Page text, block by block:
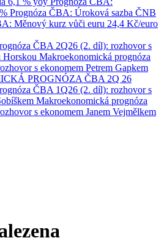
Prognóza ČBA: Úroková sazba ČNB
Měnový kurz vůči euru 24,4 Kč/euro
ČBA 2Q26 (2. díl): rozhovor s
Horskou Makroekonomická prognóza
s ekonomem Petrem Gapkem
PROGNÓZA ČBA 2Q 26
ČBA 1Q26 (2. díl): rozhovor s
Makroekonomická prognóza
s ekonomem Janem Vejmělkem